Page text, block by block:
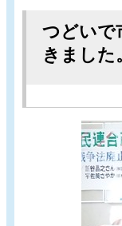
つどいで
きました